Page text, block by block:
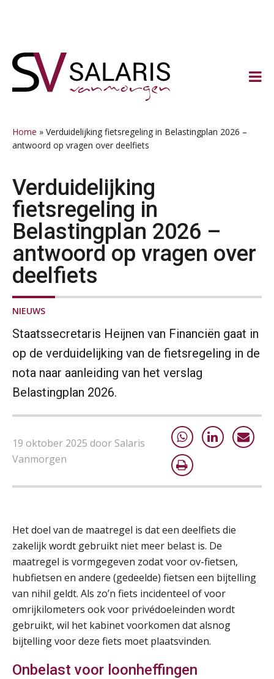
naar
hoofdnavigatie
naar
hoofd
naar
eerste
naar
voettekst
Home » Verduidelijking fietsregeling in Belastingplan 2026 –
antwoord op vragen over deelfiets
Verduidelijking
fietsregeling in
Belastingplan 2026 –
antwoord op vragen over
deelfiets
NIEUWS
Staatssecretaris Heijnen van Financiën gaat in
op de verduidelijking van de fietsregeling in de
nota naar aanleiding van het verslag
Belastingplan 2026.
19 oktober 2025 door Salaris
Vanmorgen
Het doel van de maatregel is dat een deelfiets die
zakelijk wordt gebruikt niet meer belast is. De
maatregel is vormgegeven zodat voor ov-fietsen,
hubfietsen en andere (gedeelde) fietsen een bijtelling
van nihil geldt. Als zo’n fiets incidenteel of voor
omrijkilometers ook voor privédoeleinden wordt
gebruikt, wil het kabinet voorkomen dat alsnog
bijtelling voor deze fiets moet plaatsvinden.
Onbelast voor loonheffingen